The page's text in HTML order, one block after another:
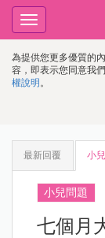
為提供您更多優質的
容，即表示您同意我
權說明 。
Toggle
navigation
最新回覆 小
小兒問題
七個月